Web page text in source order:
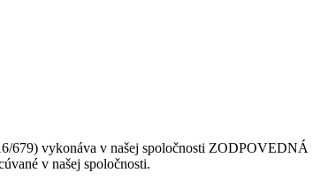
vykonáva v našej spoločnosti ZODPOVEDNÁ
v našej spoločnosti.